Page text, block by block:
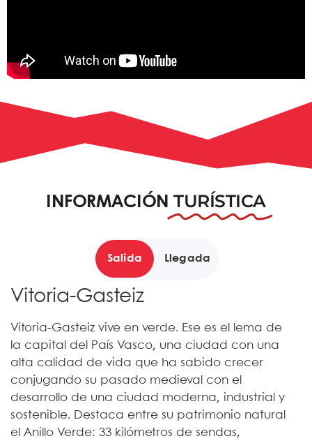
INFORMACIÓN TURÍSTICA
Salida Llegada
Vitoria-Gasteiz
Vitoria-Gasteiz vive en verde. Ese es el lema de
la capital del País Vasco, una ciudad con una
alta calidad de vida que ha sabido crecer
conjugando su pasado medieval con el
desarrollo de una ciudad moderna, industrial y
sostenible. Destaca entre su patrimonio natural
el Anillo Verde: 33 kilómetros de sendas,